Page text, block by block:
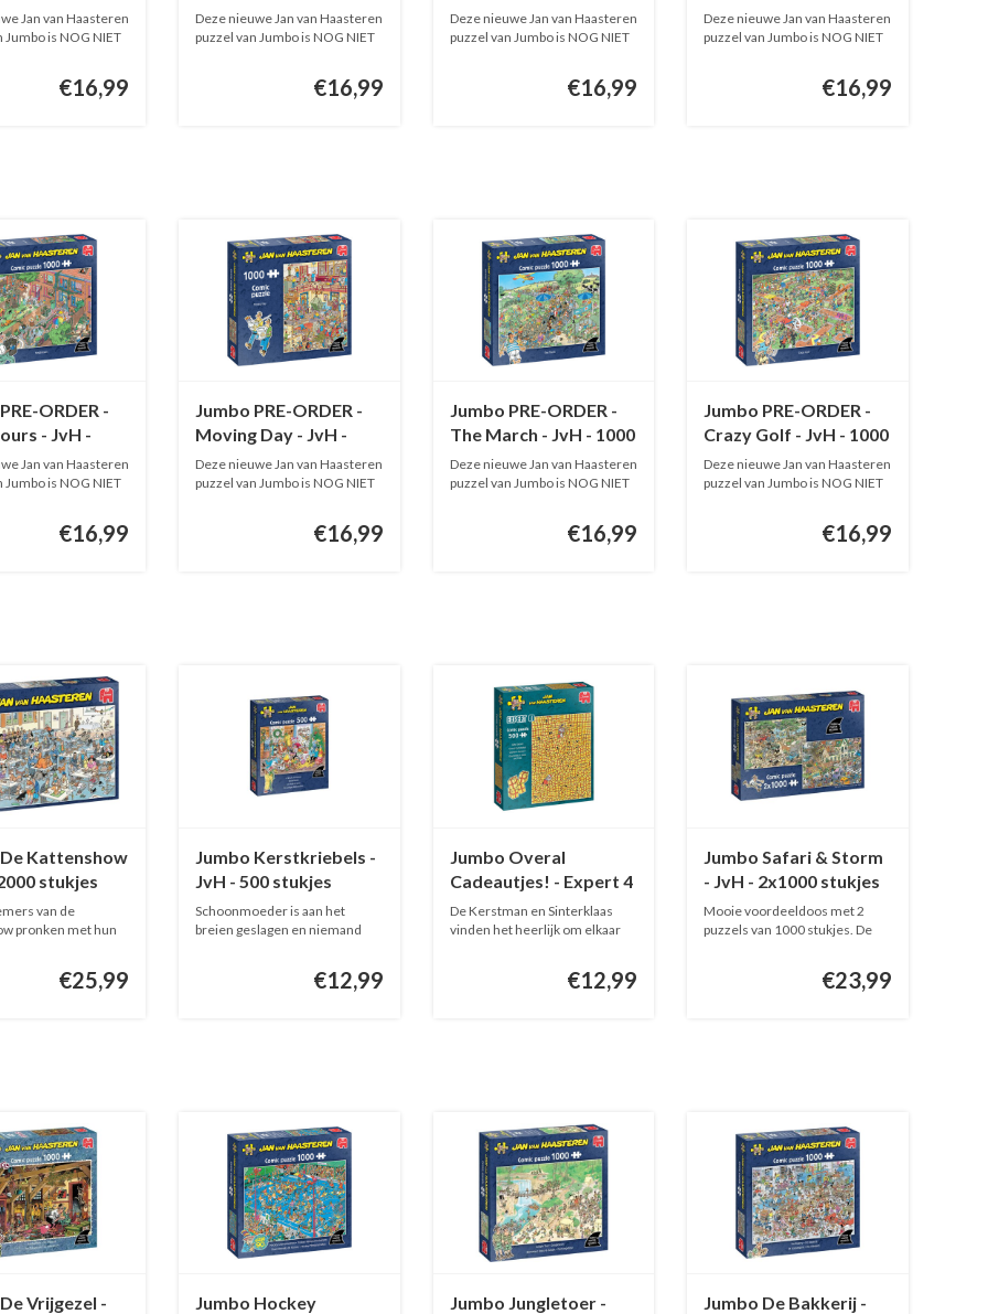
stukjes
Jan van Haasteren
Jumbo is NOG NIET
€16,99
stukjes
Deze nieuwe Jan van Haasteren
puzzel van Jumbo is NOG NIET
€16,99
JvH - 1000 stukjes
Deze nieuwe Jan van Haasteren
puzzel van Jumbo is NOG NIET
€16,99
JvH - 1000 stukjes
Deze nieuwe Jan van Haasteren
puzzel van Jumbo is NOG NIET
€16,99
ORDER -
- JvH -
Jan van Haasteren
Jumbo is NOG NIET
€16,99
Jumbo PRE-ORDER -
Moving Day - JvH -
1000 stukjes
Deze nieuwe Jan van Haasteren
puzzel van Jumbo is NOG NIET
€16,99
Jumbo PRE-ORDER -
The March - JvH - 1000
stukjes
Deze nieuwe Jan van Haasteren
puzzel van Jumbo is NOG NIET
€16,99
Jumbo PRE-ORDER -
Crazy Golf - JvH - 1000
stukjes
Deze nieuwe Jan van Haasteren
puzzel van Jumbo is NOG NIET
€16,99
Kattenshow
stukjes
van de
pronken met hun
€25,99
Jumbo Kerstkriebels -
JvH - 500 stukjes
Schoonmoeder is aan het
breien geslagen en niemand
€12,99
Jumbo Overal
Cadeautjes! - Expert 4
- JvH - 500 stukjes
De Kerstman en Sinterklaas
vinden het heerlijk om elkaar
€12,99
Jumbo Safari & Storm
- JvH - 2x1000 stukjes
Mooie voordeeldoos met 2
puzzels van 1000 stukjes. De
€23,99
Vrijgezel -
Jumbo Hockey
Jumbo Jungletoer -
Jumbo De Bakkerij -